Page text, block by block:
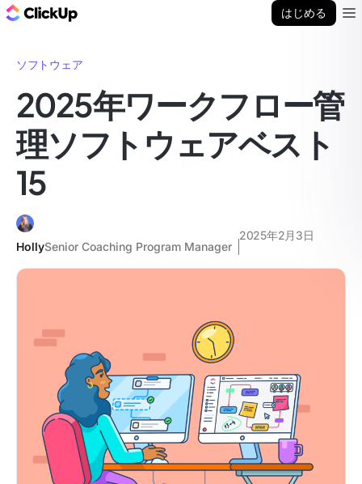
はじめる
ソフトウェア
2025年ワークフロー管
理ソフトウェアベスト
15
HollySenior Coaching Program Manager
2025年2月3日